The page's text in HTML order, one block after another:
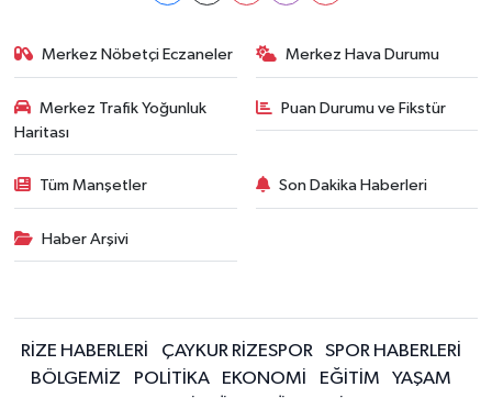
Merkez Nöbetçi Eczaneler Merkez Hava Durumu
Merkez Trafik Yoğunluk
Haritası
Puan Durumu ve Fikstür
Tüm Manşetler Son Dakika Haberleri
Haber Arşivi
RİZE HABERLERİ ÇAYKUR RİZESPOR
SPOR HABERLERİ
BÖLGEMİZ
POLİTİKA EKONOMİ EĞİTİM
YAŞAM